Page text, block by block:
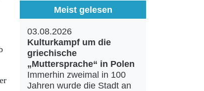
Meist gelesen
03.08.2026
Kulturkampf um die
griechische
„Muttersprache“ in Polen
Immerhin zweimal in 100
Jahren wurde die Stadt an